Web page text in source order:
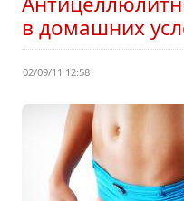
в домашних
02/09/11 12:58